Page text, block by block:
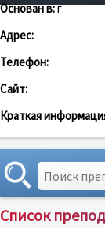
Основан в:г.
Адрес:
Телефон:
Сайт:
Краткая
Список